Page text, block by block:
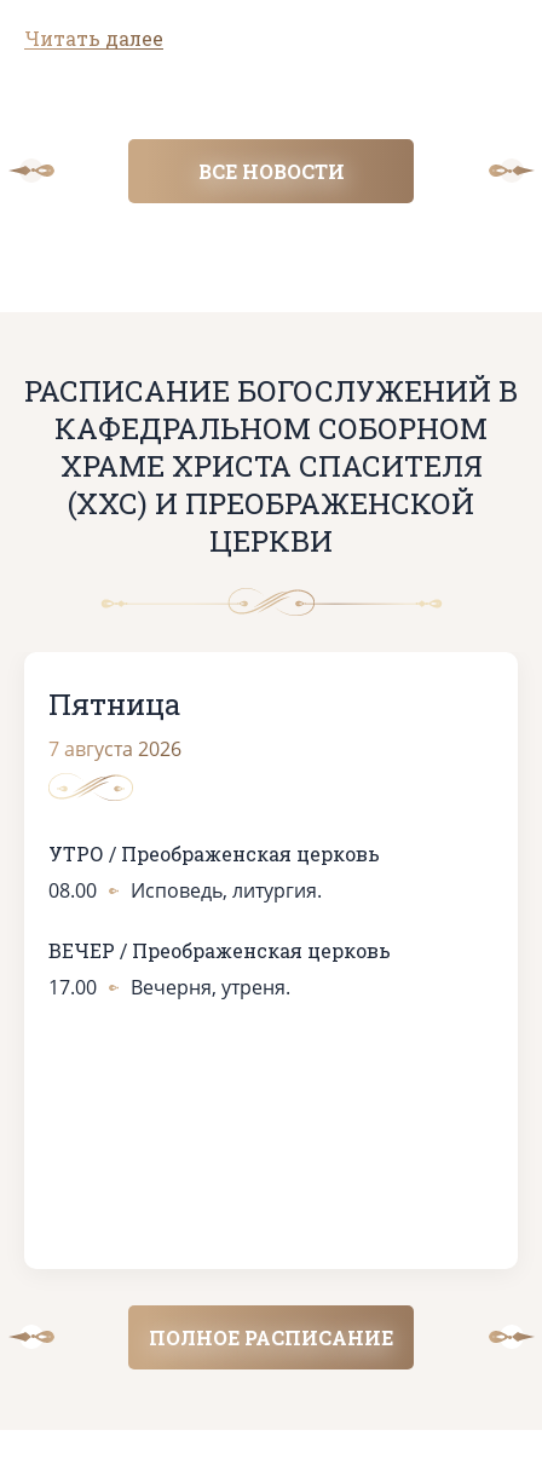
Читать далее
ВСЕ НОВОСТИ
РАСПИСАНИЕ БОГОСЛУЖЕНИЙ В
КАФЕДРАЛЬНОМ СОБОРНОМ
ХРАМЕ ХРИСТА СПАСИТЕЛЯ
(ХХС) И ПРЕОБРАЖЕНСКОЙ
ЦЕРКВИ
Пятница
7 августа 2026
УТРО / Преображенская церковь
08.00 Исповедь, литургия.
ВЕЧЕР / Преображенская церковь
17.00 Вечерня, утреня.
ПОЛНОЕ РАСПИСАНИЕ